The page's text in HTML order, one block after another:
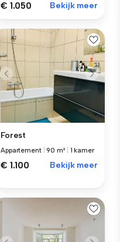
€ 1.050 Bekijk meer
Forest
Appartement |90 m² 1 kamer
€ 1.100 Bekijk meer